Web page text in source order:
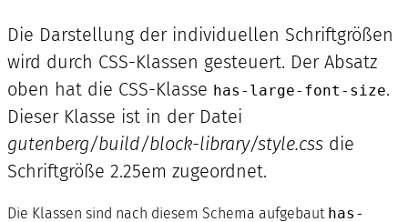
Die Darstellung der individuellen Schriftgrößen
wird durch CSS-Klassen gesteuert. Der Absatz
oben hat die CSS-Klasse has-large-font-size.
Dieser Klasse ist in der Datei
gutenberg/build/block-library/style.css die
Schriftgröße 2.25em zugeordnet.
Die Klassen sind nach diesem Schema aufgebaut has-